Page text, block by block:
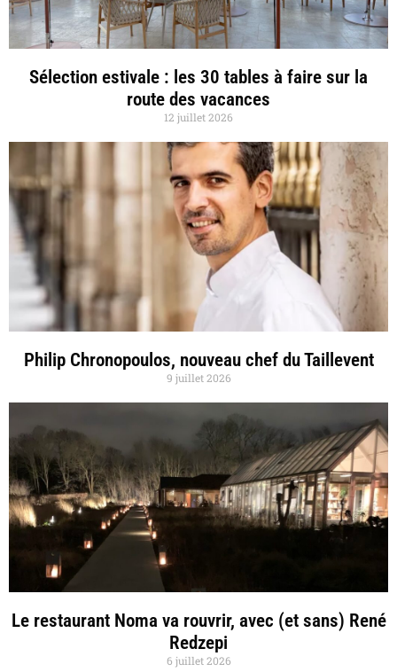
Sélection estivale : les 30 tables à faire sur la
route des vacances
12 juillet 2026
Philip Chronopoulos, nouveau chef du Taillevent
9 juillet 2026
Le restaurant Noma va rouvrir, avec (et sans) René
Redzepi
6 juillet 2026